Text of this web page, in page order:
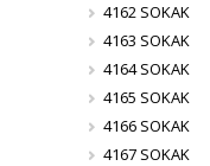
4162 SOKAK
4163 SOKAK
4164 SOKAK
4165 SOKAK
4166 SOKAK
4167 SOKAK